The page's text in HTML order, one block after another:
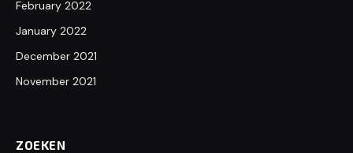
February 2022
January 2022
December 2021
November 2021
ZOEKEN